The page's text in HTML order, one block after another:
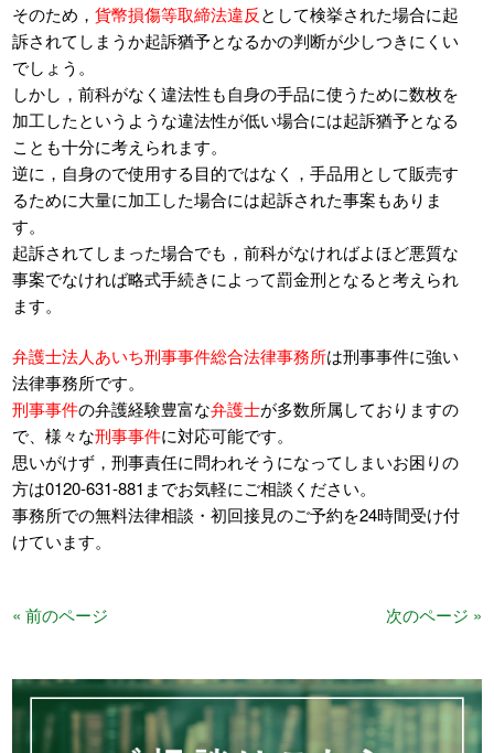
そのため，貨幣損傷等取締法違反として検挙された場合に起
訴されてしまうか起訴猶予となるかの判断が少しつきにくい
でしょう。
しかし，前科がなく違法性も自身の手品に使うために数枚を
加工したというような違法性が低い場合には起訴猶予となる
ことも十分に考えられます。
逆に，自身ので使用する目的ではなく，手品用として販売す
るために大量に加工した場合には起訴された事案もありま
す。
起訴されてしまった場合でも，前科がなければよほど悪質な
事案でなければ略式手続きによって罰金刑となると考えられ
ます。
弁護士法人あいち刑事事件総合法律事務所は刑事事件に強い
法律事務所です。
刑事事件の弁護経験豊富な弁護士が多数所属しておりますの
で、様々な刑事事件に対応可能です。
思いがけず，刑事責任に問われそうになってしまいお困りの
方は0120-631-881までお気軽にご相談ください。
事務所での無料法律相談・初回接見のご予約を24時間受け付
けています。
« 前のページ 次のページ »